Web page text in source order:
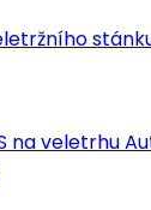
stánku
na veletrhu